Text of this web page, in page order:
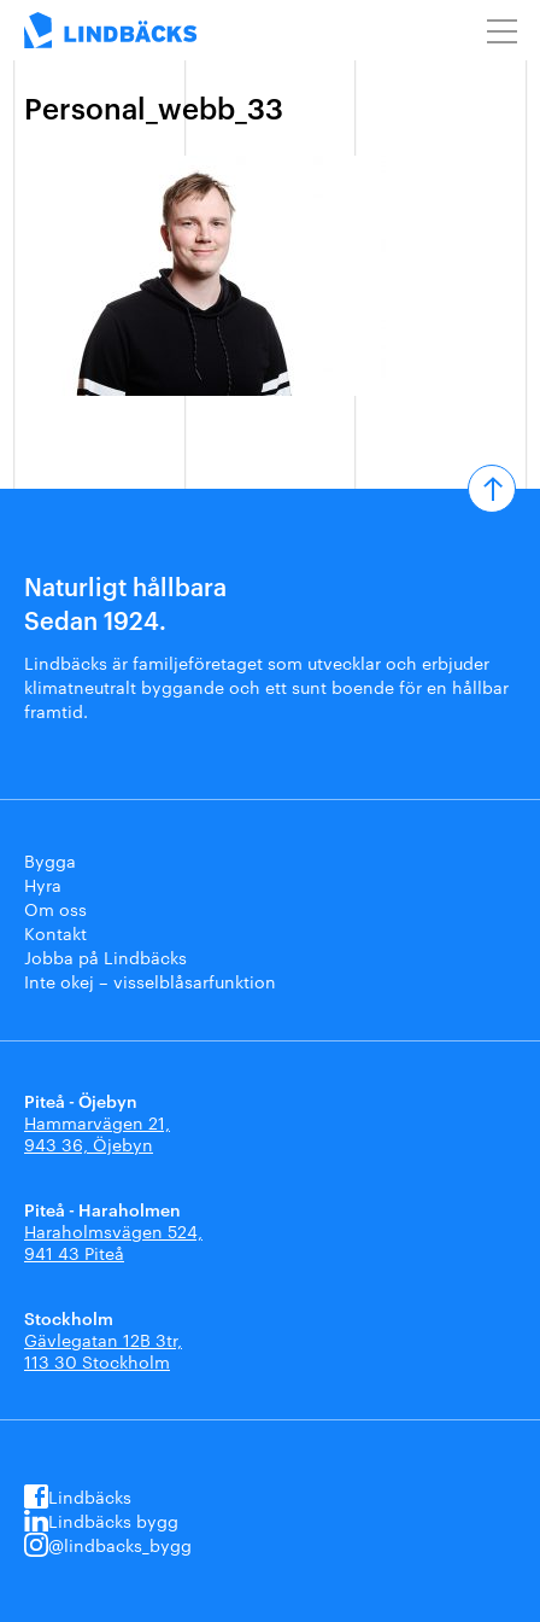
Personal_webb_33
Naturligt hållbara
Sedan 1924.
Lindbäcks är familjeföretaget som utvecklar och erbjuder
klimatneutralt byggande och ett sunt boende för en hållbar
framtid.
Bygga
Hyra
Om oss
Kontakt
Jobba på Lindbäcks
Inte okej – visselblåsarfunktion
Piteå - Öjebyn
Hammarvägen 21,
943 36, Öjebyn
Piteå - Haraholmen
Haraholmsvägen 524,
941 43 Piteå
Stockholm
Gävlegatan 12B 3tr,
113 30 Stockholm
Lindbäcks
Lindbäcks bygg
@lindbacks_bygg